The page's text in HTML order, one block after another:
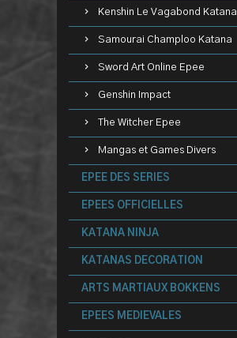
Kenshin Le Vagabond Katana
Samourai Champloo Katana
Sword Art Online Epee
Genshin Impact
The Witcher Epee
Mangas et Games Divers
EPEE DES SERIES
EPEES OFFICIELLES
KATANA NINJA
KATANAS DECORATION
ARTS MARTIAUX BOKKENS
EPEES MEDIEVALES